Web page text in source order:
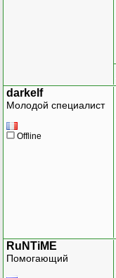
darkelf
Молодой специалист
Offline
RuNTiME
Помогающий